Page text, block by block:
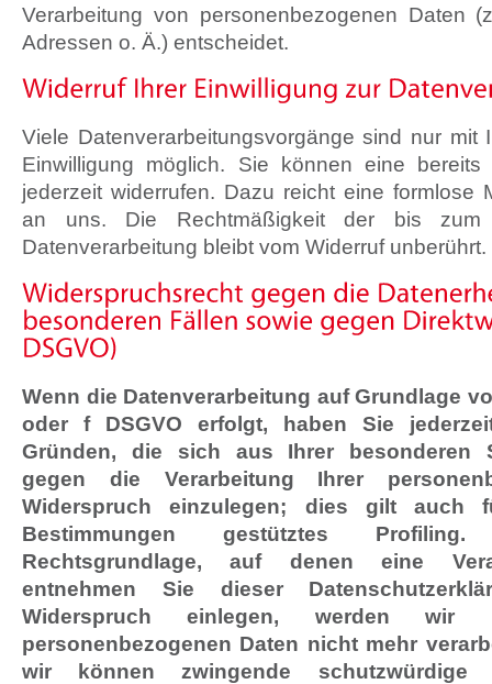
Verarbeitung von personenbezogenen Daten
Adressen o. Ä.) entscheidet.
Viele Datenverarbeitungsvorgänge sind nur mit
Einwilligung möglich. Sie können eine bereits
jederzeit widerrufen. Dazu reicht eine formlose
an uns. Die Rechtmäßigkeit der bis zum
Datenverarbeitung bleibt vom Widerruf unberührt.
Wenn die Datenverarbeitung auf Grundlage
oder f DSGVO erfolgt, haben Sie
Gründen, die sich aus Ihrer besonderen
gegen die Verarbeitung Ihrer
Widerspruch einzulegen; dies gilt auch
Bestimmungen gestütztes
Rechtsgrundlage, auf denen eine
entnehmen Sie dieser
Widerspruch einlegen, werden wir
personenbezogenen Daten nicht mehr
wir können zwingende